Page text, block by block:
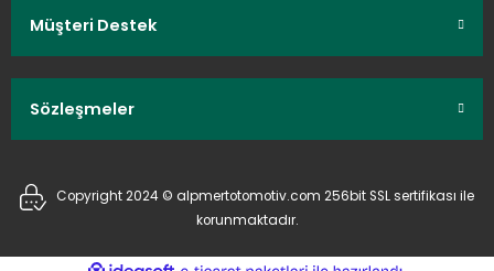
Müşteri Destek
Sözleşmeler
Copyright 2024 © alpmertotomotiv.com 256bit SSL sertifikası ile
korunmaktadır.